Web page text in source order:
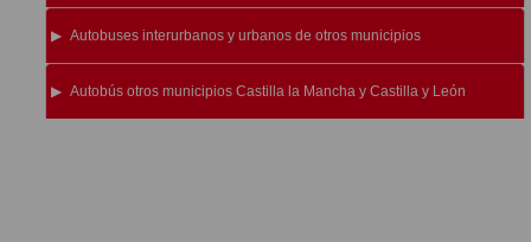
Autobuses interurbanos y urbanos de otros municipios
Autobús otros municipios Castilla la Mancha y Castilla y León